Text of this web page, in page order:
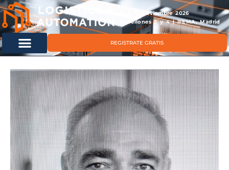
11 & 12 noviembre 2026
Pabellones 2 y 4 | IFEMA, Madrid
REGISTRATE GRATIS